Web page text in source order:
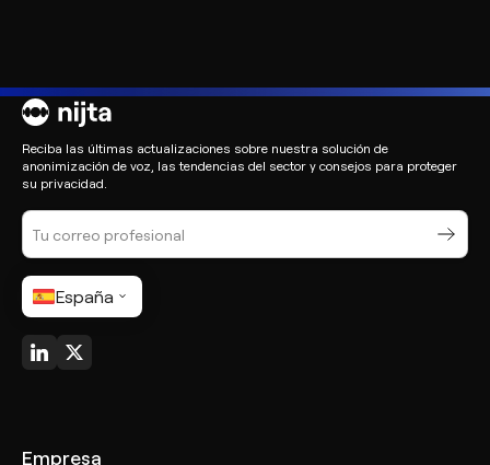
Reciba las últimas actualizaciones sobre nuestra solución de
anonimización de voz, las tendencias del sector y consejos para proteger
su privacidad.
España
Empresa